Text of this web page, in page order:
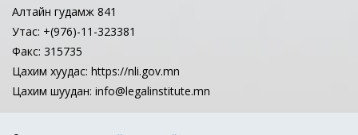
Алтайн гудамж 841
Утас: +(976)-11-323381
Факс: 315735
Цахим хуудас: https://nli.gov.mn
Цахим шуудан: info@legalinstitute.mn